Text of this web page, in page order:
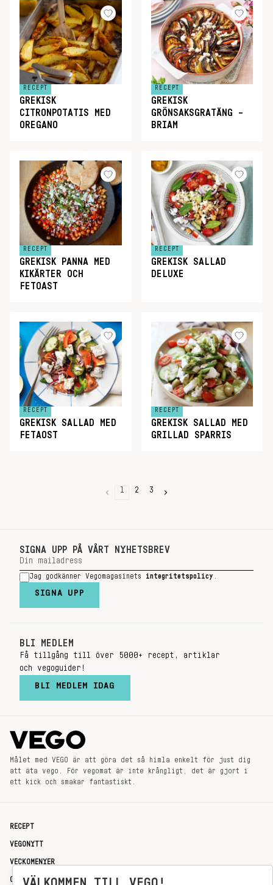
RECEPT
GREKISK
CITRONPOTATIS MED
OREGANO
RECEPT
GREKISK
GRÖNSAKSGRATÄNG –
BRIAM
RECEPT
GREKISK PANNA MED
KIKÄRTER OCH
FETOAST
RECEPT
GREKISK SALLAD
DELUXE
RECEPT
GREKISK SALLAD MED
FETAOST
RECEPT
GREKISK SALLAD MED
GRILLAD SPARRIS
1 2 3
SIGNA UPP PÅ VÅRT NYHETSBREV
Jag godkänner Vegomagasinets integritetspolicy
SIGNA UPP
BLI MEDLEM
Få tillgång till över 5000+ recept, artiklar
och vegoguider!
BLI MEDLEM IDAG
Målet med VEGO är att göra det så himla enkelt för just dig
att äta vego. För vegomat är inte krångligt, det är gjort i
ett kick och smakar fantastiskt.
RECEPT
VEGONYTT
VECKOMENYER
OM OSS